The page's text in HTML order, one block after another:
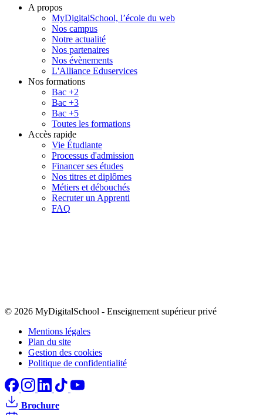
A propos
MyDigitalSchool, l’école du web
Nos campus
Notre actualité
Nos partenaires
Nos évènements
L'Alliance Eduservices
Nos formations
Bac +2
Bac +3
Bac +5
Toutes les formations
Accès rapide
Vie Étudiante
Processus d'admission
Financer ses études
Nos titres et diplômes
Métiers et débouchés
Recruter un Apprenti
FAQ
© 2026 MyDigitalSchool - Enseignement supérieur privé
Mentions légales
Plan du site
Gestion des cookies
Politique de confidentialité
Brochure